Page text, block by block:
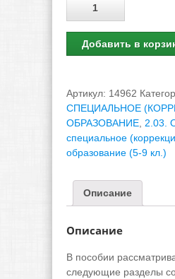
Добавить в
Артикул: 14962
СПЕЦИАЛЬНОЕ
ОБРАЗОВАНИЕ 2.03.
специальное
образование (5-9 кл.)
Описание
Описание
В пособии
следующие разделы